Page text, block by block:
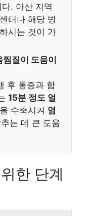
. 아산 지역
터나 해당 병
시는 것이 가
질이 도움이
후 통증과 함
15분 정도 얼
수축시켜 염
는 데 큰 도움
한 단계